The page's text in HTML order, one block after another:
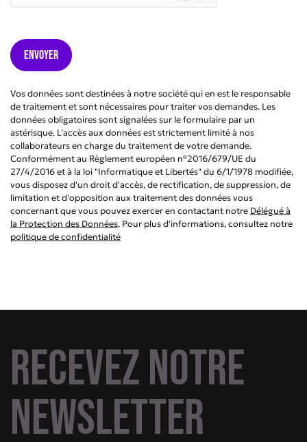
Vos données sont destinées à notre société qui en est le responsable
de traitement et sont nécessaires pour traiter vos demandes. Les
données obligatoires sont signalées sur le formulaire par un
astérisque. L'accès aux données est strictement limité à nos
collaborateurs en charge du traitement de votre demande.
Conformément au Règlement européen n°2016/679/UE du
27/4/2016 et à la loi "Informatique et Libertés" du 6/1/1978 modifiée,
vous disposez d'un droit d'accès, de rectification, de suppression, de
limitation et d'opposition aux traitement des données vous
concernant que vous pouvez exercer en contactant notre Délégué à
la Protection des Données. Pour plus d'informations, consultez notre
politique de confidentialité
Recevez notre
newsletter